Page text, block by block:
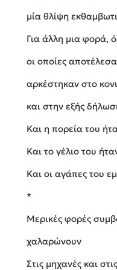
μία θλίψη
Για άλλη μια φορά,
οι οποίες
αρκέστηκαν στο
και στην εξής
Και η πορεία του
Και το γέλιο του
Και οι αγάπες του
*
Μερικές φορές
χαλαρώνουν
Στις μηχανές και